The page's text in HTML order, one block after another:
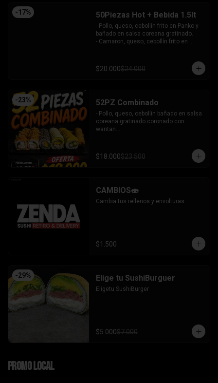
-17% 50Piezas Hot + Bebida 1.5lt
- Pollo, queso, cebollín frito en Panko y
bañado en salsa coreana gratinado.
- Camaron, queso, cebollín frito en
bañado en salsa tari.
- Salmón, queso, cebollín frito en Panko.
$20.000$24.000
-23% 52PZ Combinado
- Pollo, queso, cebollin bañado en salsa
coreana gratinado coronado con
wantan.
wantan.
-kanikama, palta envuelto en sesamo.
gratinado.
+ 2 arrollado primavera.
$18.000$23.500
CAMBIOS🍣
Cambia tus rellenos y envolturas.
$1.500
-29% Elige tu SushiBurguer
Eligetu SushiBurger
$5.000$7.000
PROMO LOCAL